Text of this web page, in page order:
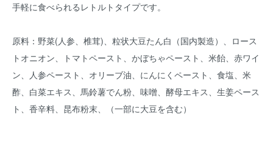
手軽に食べられるレトルトタイプです。
原料：野菜(人参、椎茸)、粒状大豆たん白（国内製造）、ロース
トオニオン、トマトペースト、かぼちゃペースト、米飴、赤ワイ
ン、人参ペースト、オリーブ油、にんにくペースト、食塩、米
酢、白菜エキス、馬鈴薯でん粉、味噌、酵母エキス、生姜ペース
ト、香辛料、昆布粉末、（一部に大豆を含む）